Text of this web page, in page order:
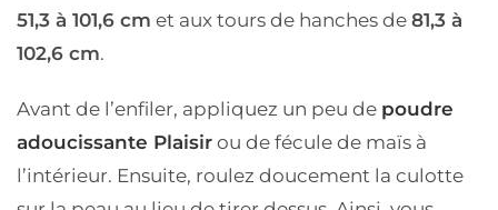
51,3 à 101,6 cm et aux tours de hanches de 81,3 à
102,6 cm.
Avant de l’enfiler, appliquez un peu de poudre
adoucissante Plaisir ou de fécule de maïs à
l’intérieur. Ensuite, roulez doucement la culotte